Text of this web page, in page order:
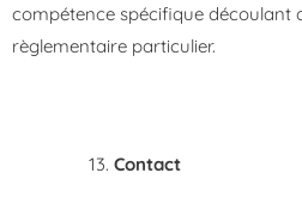
compétence spécifique découlant
règlementaire particulier.
Contact